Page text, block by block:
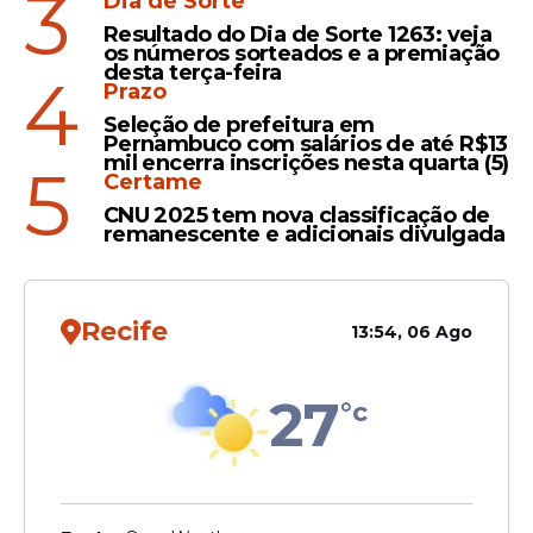
Os fãs aguardam agora o
desenrolar dessa decisão do
autor Walcyr Carrasco, enquanto
a novela segue firme com seu
elenco renovado e novas tramas
que prometem agitar o público.
3
Resultado do Dia de Sorte 1263: veja
os números sorteados e a premiação
desta terça-feira
4
Prazo
Seleção de prefeitura em
Pernambuco com salários de até R$13
mil encerra inscrições nesta quarta (5)
5
Certame
CNU 2025 tem nova classificação de
remanescente e adicionais divulgada
Recife 13:54, 06 Ago
27°c